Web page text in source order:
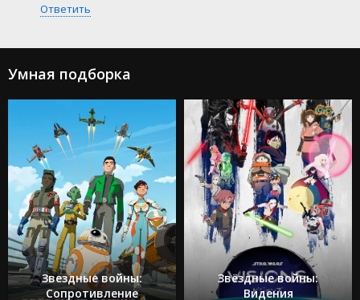
Ответить
Умная подборка
Звездные войны:
Сопротивление
Звёздные войны:
Видения